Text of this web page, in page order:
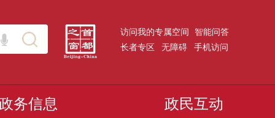
访问我的专属空间
智能问答
长者专区
无障碍 手机访问
务信息 政民互动